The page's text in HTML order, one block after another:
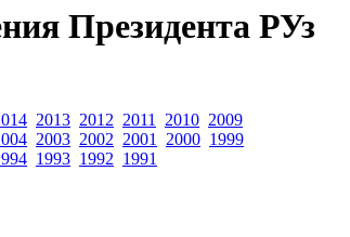
Президента РУз
2013 2012 2011 2010 2009
2003 2002 2001 2000 1999
1993 1992 1991